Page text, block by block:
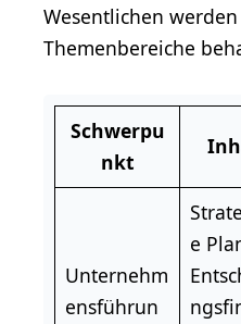
Wesentlichen
Themenbereiche
Schwerpu
nkt
Unternehm
ensführun
e